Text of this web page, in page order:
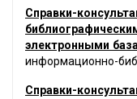
Справки-
электронными
информационно-
Справки-